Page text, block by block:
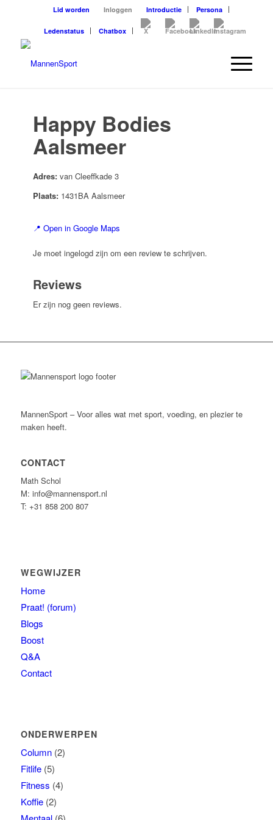
Lid worden Inloggen Introductie Persona
Ledenstatus Chatbox
Happy Bodies
Aalsmeer
Adres:van Cleeffkade 3
Plaats:1431BA Aalsmeer
📍 Open in Google Maps
Je moet ingelogd zijn om een review te schrijven.
Reviews
Er zijn nog geen reviews.
MannenSport – Voor alles wat met sport, voeding, en plezier te
maken heeft.
CONTACT
Math Schol
M: info@mannensport.nl
T: +31 858 200 807
WEGWIJZER
Home
Praat! (forum)
Blogs
Boost
Q&A
Contact
ONDERWERPEN
Column(2)
Fitlife(5)
Fitness (4)
Koffie(2)